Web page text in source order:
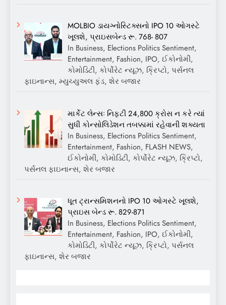
MOLBIO ડાયગ્નોસ્ટિક્સનો IPO 10 ઓગસ્ટે
ખૂલશે, પ્રાઇસબેન્ડ રૂ. 768- 807
In Business, Elections Politics Sentiment,
Entertainment, Fashion, IPO, ઈકોનોમી,
કોમોડિટી, કોર્પોરેટ ન્યૂઝ, ક્રિપ્ટો, પર્સનલ
ફાઇનાન્સ, મ્યુચ્યુઅલ ફંડ, શેર બજાર
માર્કેટ લેન્સઃ નિફ્ટી 24,800 ક્રોસ ન કરે ત્યાં
સુધી કોન્સોલિડેશન તબક્કામાં રહેવાની શક્યતા
In Business, Elections Politics Sentiment,
Entertainment, Fashion, FLASH NEWS,
ઈકોનોમી, કોમોડિટી, કોર્પોરેટ ન્યૂઝ, ક્રિપ્ટો,
પર્સનલ ફાઇનાન્સ, શેર બજાર
ધૂત ટ્રાન્સમિશનનો IPO 10 ઓગસ્ટે ખૂલશે,
પ્રાઇસ બેન્ડ રૂ. 829-871
In Business, Elections Politics Sentiment,
Entertainment, Fashion, IPO, ઈકોનોમી,
કોમોડિટી, કોર્પોરેટ ન્યૂઝ, ક્રિપ્ટો, પર્સનલ
ફાઇનાન્સ, શેર બજાર